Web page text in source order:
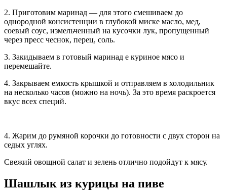
2. Приготовим маринад — для этого смешиваем до
однородной консистенции в глубокой миске масло, мед,
соевый соус, измельченный на кусочки лук, пропущенный
через пресс чеснок, перец, соль.
3. Закидываем в готовый маринад е куриное мясо и
перемешайте.
4. Закрываем емкость крышкой и отправляем в холодильник
на несколько часов (можно на ночь). За это время раскроется
вкус всех специй.
4. Жарим до румяной корочки до готовности с двух сторон на
седых углях.
Свежий овощной салат и зелень отлично подойдут к мясу.
Шашлык из курицы на пиве